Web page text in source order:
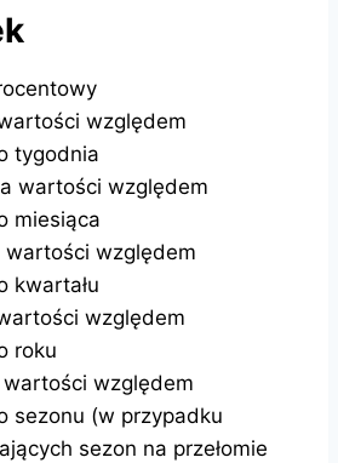
względem
tygodnia
wartości względem
miesiąca
wartości względem
kwartału
względem
roku
wartości względem
sezonu (w przypadku
sezon na przełomie